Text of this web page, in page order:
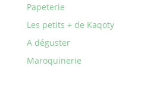
Papeterie
Les petits + de Kaqoty
A déguster
Maroquinerie